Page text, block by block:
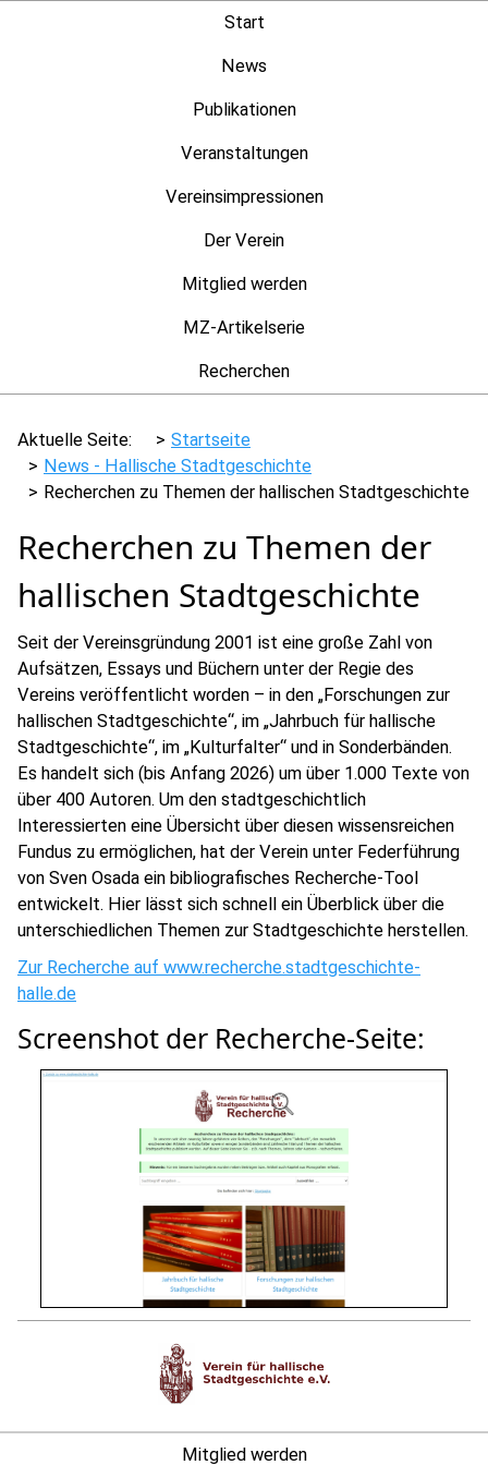
Start
News
Publikationen
Veranstaltungen
Vereinsimpressionen
Der Verein
Mitglied werden
MZ-Artikelserie
Recherchen
Aktuelle Seite:
Startseite
News - Hallische Stadtgeschichte
Recherchen zu Themen der hallischen Stadtgeschichte
Recherchen zu Themen der
hallischen Stadtgeschichte
Seit der Vereinsgründung 2001 ist eine große Zahl von
Aufsätzen, Essays und Büchern unter der Regie des
Vereins veröffentlicht worden – in den „Forschungen zur
hallischen Stadtgeschichte“, im „Jahrbuch für hallische
Stadtgeschichte“, im „Kulturfalter“ und in Sonderbänden.
Es handelt sich (bis Anfang 2026) um über 1.000 Texte von
über 400 Autoren. Um den stadtgeschichtlich
Interessierten eine Übersicht über diesen wissensreichen
Fundus zu ermöglichen, hat der Verein unter Federführung
von Sven Osada ein bibliografisches Recherche-Tool
entwickelt. Hier lässt sich schnell ein Überblick über die
unterschiedlichen Themen zur Stadtgeschichte herstellen.
Zur Recherche auf www.recherche.stadtgeschichte-
halle.de
Screenshot der Recherche-Seite:
Mitglied werden